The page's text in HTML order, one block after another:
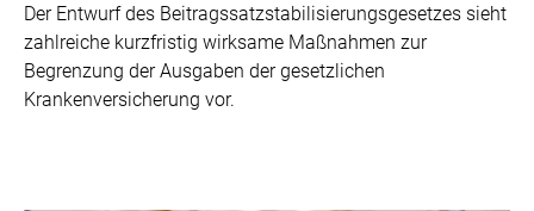
Der Entwurf des Beitragssatzstabilisierungsgesetzes sieht
zahlreiche kurzfristig wirksame Maßnahmen zur
Begrenzung der Ausgaben der gesetzlichen
Krankenversicherung vor.